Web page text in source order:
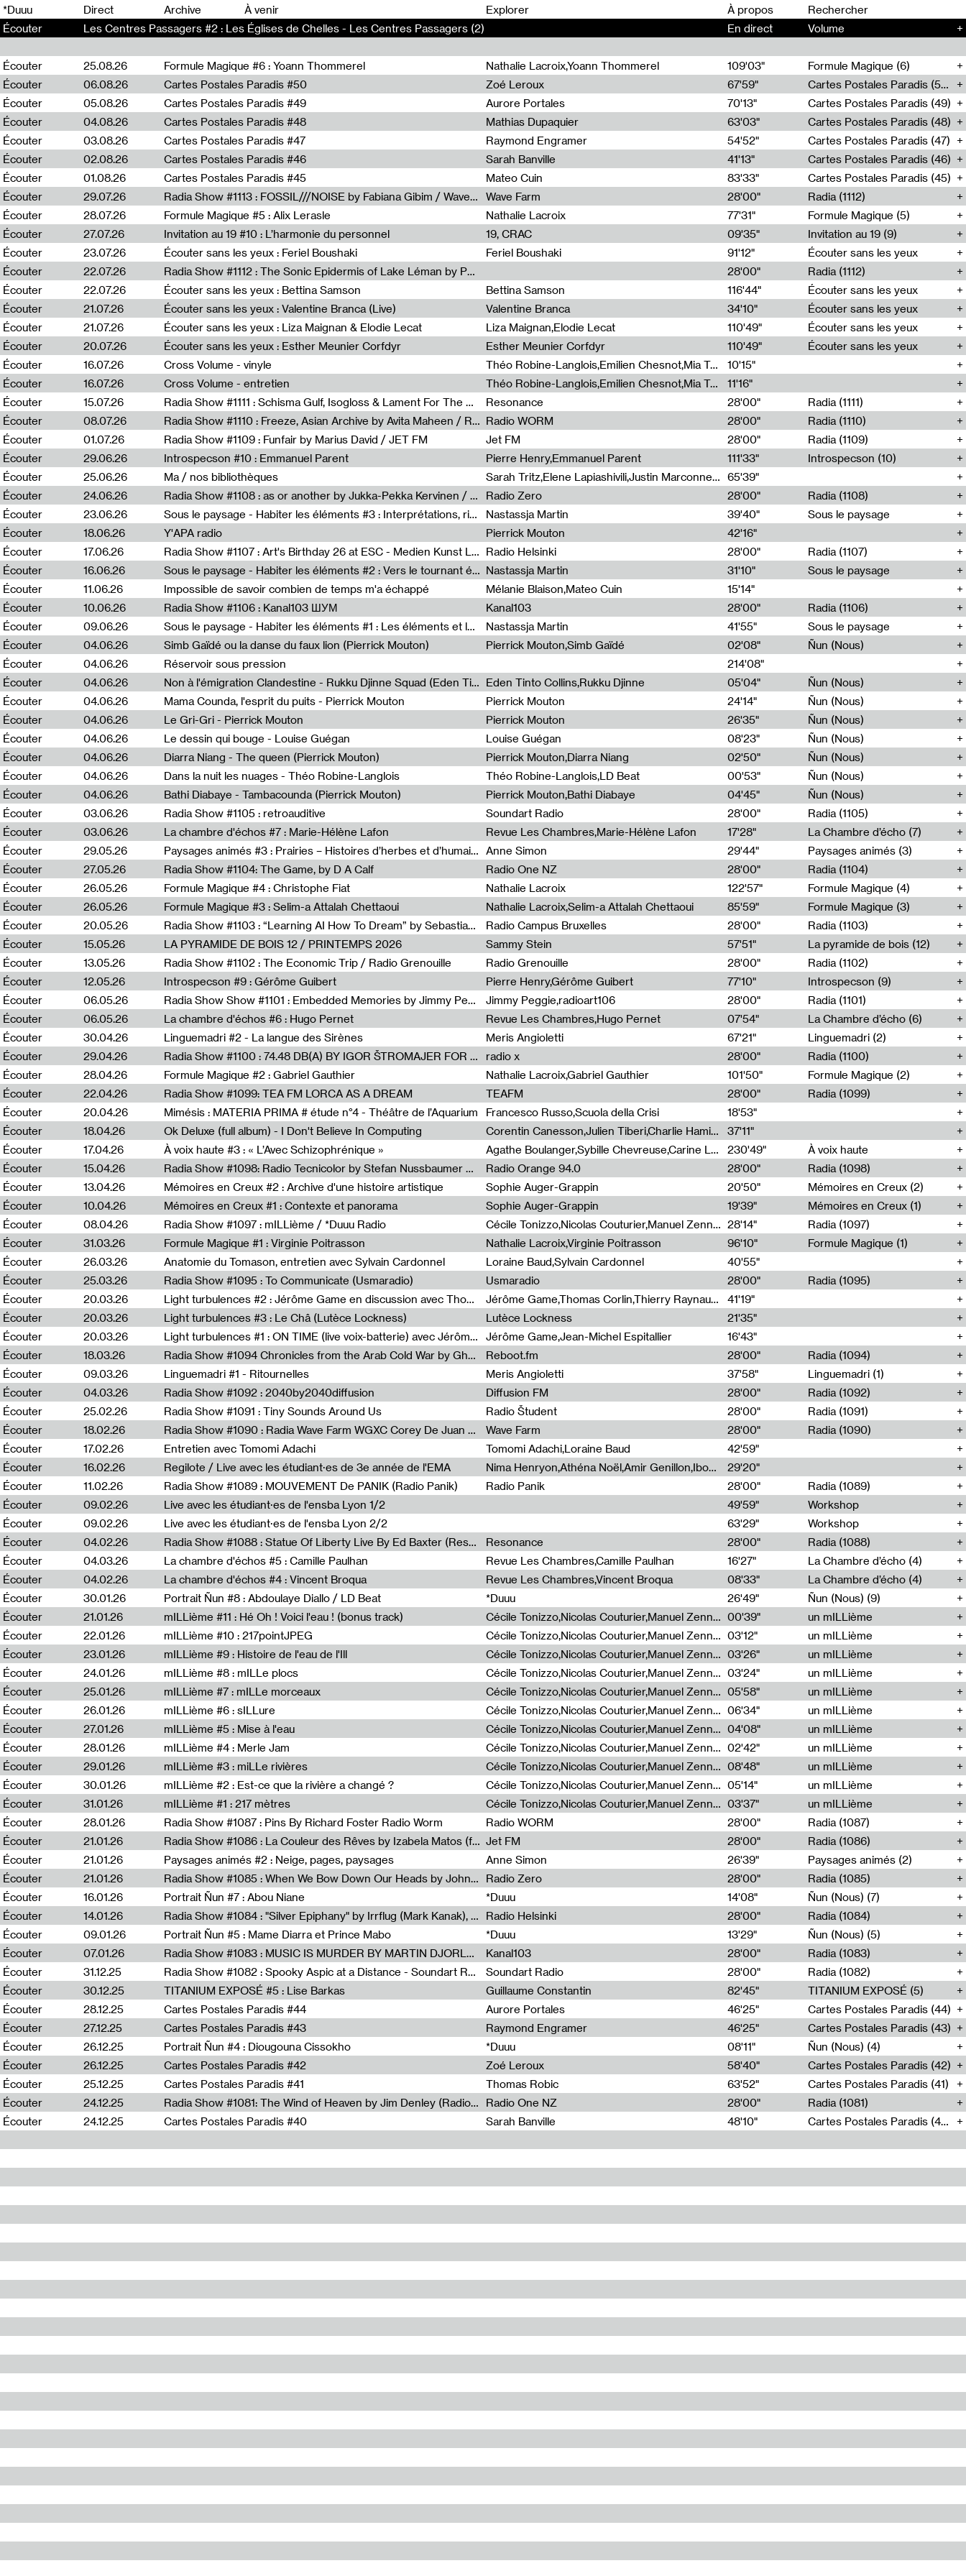
*Duuu Direct Archive À venir Explorer
À propos
Écouter
Les Centres Passagers #2 : Les Églises de Chelles - Les Centres Passagers (2) En direct Volume +
Écouter 25.08.26 Formule Magique #6 : Yoann Thommerel Nathalie Lacroix,Yoann Thommerel 109'03"
Formule Magique (6)
Écouter
06.08.26 Cartes Postales Paradis #50 Zoé Leroux 67'59"
Cartes Postales Paradis (50)
Écouter
05.08.26 Cartes Postales Paradis #49 Aurore Portales 70'13"
Cartes Postales Paradis (49)
Écouter
04.08.26 Cartes Postales Paradis #48 Mathias Dupaquier 63'03"
Cartes Postales Paradis (48)
Écouter
03.08.26 Cartes Postales Paradis #47 Raymond Engramer 54'52"
Cartes Postales Paradis (47)
Écouter
02.08.26 Cartes Postales Paradis #46 Sarah Banville 41'13"
Cartes Postales Paradis (46)
Écouter
01.08.26 Cartes Postales Paradis #45 Mateo Cuin 83'33"
Cartes Postales Paradis (45)
Écouter
29.07.26 Radia Show #1113 : FOSSIL///NOISE by Fabiana Gibim / Wave Farm Wave Farm 28'00"
Radia (1112)
Écouter
28.07.26 Formule Magique #5 : Alix Lerasle Nathalie Lacroix 77'31"
Formule Magique (5)
Écouter
27.07.26 Invitation au 19 #10 : L’harmonie du personnel 19, CRAC 09'35"
Invitation au 19 (9)
Écouter
23.07.26 Écouter sans les yeux : Feriel Boushaki Feriel Boushaki 91'12"
Écouter sans les yeux
Écouter
22.07.26 Radia Show #1112 : The Sonic Epidermis of Lake Léman by Paul Courlet / Guest Slot 28'00"
Radia (1112)
Écouter
22.07.26 Écouter sans les yeux : Bettina Samson Bettina Samson 116'44"
Écouter sans les yeux
Écouter
21.07.26 Écouter sans les yeux : Valentine Branca (Live) Valentine Branca 34'10"
Écouter sans les yeux
Écouter
21.07.26 Écouter sans les yeux : Liza Maignan & Elodie Lecat Liza Maignan,Elodie Lecat 110'49"
Écouter sans les yeux
Écouter
20.07.26 Écouter sans les yeux : Esther Meunier Corfdyr Esther Meunier Corfdyr 110'49"
Écouter sans les yeux
Écouter
16.07.26 Cross Volume - vinyle Théo Robine-Langlois,Emilien Chesnot,Mia Trabalon
10'15"
Écouter
16.07.26 Cross Volume - entretien Théo Robine-Langlois,Emilien Chesnot,Mia Trabalon
11'16"
Écouter
15.07.26 Radia Show #1111 : Schisma Gulf, Isogloss & Lament For The Old Clock By Harvey Young / Resonance Resonance 28'00"
Radia (1111)
Écouter
08.07.26 Radia Show #1110 : Freeze, Asian Archive by Avita Maheen / Radio Worm Radio WORM 28'00"
Radia (1110)
Écouter
01.07.26 Radia Show #1109 : Funfair by Marius David / JET FM Jet FM 28'00"
Radia (1109)
Écouter
29.06.26 Introspecson #10 : Emmanuel Parent Pierre Henry,Emmanuel Parent 111'33"
Introspecson (10)
Écouter
25.06.26 Ma / nos bibliothèques Sarah Tritz,Elene Lapiashivili,Justin Marconnet,Mateo Cuche,Esther Lechevalier,Suzie Lecroart,Romance Castelet
65'39"
Écouter
24.06.26 Radia Show #1108 : as or another by Jukka-Pekka Kervinen / Rádio Zero Radio Zero 28'00"
Radia (1108)
Écouter
23.06.26 Sous le paysage - Habiter les éléments #3 : Interprétations, rituels et symboliques des éléments Nastassja Martin 39'40"
Sous le paysage
Écouter
18.06.26 Y'APA radio Pierrick Mouton
42'16"
Écouter
17.06.26 Radia Show #1107 : Art's Birthday 26 at ESC - Medien Kunst Labor Radio Helsinki 28'00"
Radia (1107)
Écouter
16.06.26 Sous le paysage - Habiter les éléments #2 : Vers le tournant élémentaire Nastassja Martin 31'10"
Sous le paysage
Écouter
11.06.26 Impossible de savoir combien de temps m'a échappé Mélanie Blaison,Mateo Cuin
15'14"
Écouter
10.06.26 Radia Show #1106 : Kanal103 ШУМ Kanal103 28'00"
Radia (1106)
Écouter
09.06.26 Sous le paysage - Habiter les éléments #1 : Les éléments et les débordements du vivant Nastassja Martin 41'55"
Sous le paysage
Écouter
04.06.26 Simb Gaïdé ou la danse du faux lion (Pierrick Mouton) Pierrick Mouton,Simb Gaïdé 02'08"
Ñun (Nous)
Écouter
04.06.26 Réservoir sous pression
214'08"
Écouter
04.06.26 Non à l'émigration Clandestine - Rukku Djinne Squad (Eden Tinto Collins) Eden Tinto Collins,Rukku Djinne 05'04"
Ñun (Nous)
Écouter
04.06.26 Mama Counda, l'esprit du puits - Pierrick Mouton Pierrick Mouton 24'14"
Ñun (Nous)
Écouter
04.06.26 Le Gri-Gri - Pierrick Mouton Pierrick Mouton 26'35"
Ñun (Nous)
Écouter
04.06.26 Le dessin qui bouge - Louise Guégan Louise Guégan 08'23"
Ñun (Nous)
Écouter
04.06.26 Diarra Niang - The queen (Pierrick Mouton) Pierrick Mouton,Diarra Niang 02'50"
Ñun (Nous)
Écouter
04.06.26 Dans la nuit les nuages - Théo Robine-Langlois Théo Robine-Langlois,LD Beat 00'53"
Ñun (Nous)
Écouter
04.06.26 Bathi Diabaye - Tambacounda (Pierrick Mouton) Pierrick Mouton,Bathi Diabaye 04'45"
Ñun (Nous)
Écouter
03.06.26 Radia Show #1105 : retroauditive Soundart Radio 28'00"
Radia (1105)
Écouter
03.06.26 La chambre d'échos #7 : Marie-Hélène Lafon Revue Les Chambres,Marie-Hélène Lafon 17'28"
La Chambre d’écho (7)
Écouter
29.05.26 Paysages animés #3 : Prairies – Histoires d’herbes et d’humains Anne Simon 29'44"
Paysages animés (3)
Écouter
27.05.26 Radia Show #1104: The Game, by D A Calf Radio One NZ 28'00"
Radia (1104)
Écouter
26.05.26 Formule Magique #4 : Christophe Fiat Nathalie Lacroix 122'57"
Formule Magique (4)
Écouter
26.05.26 Formule Magique #3 : Selim-a Attalah Chettaoui Nathalie Lacroix,Selim-a Attalah Chettaoui 85'59"
Formule Magique (3)
Écouter
20.05.26 Radia Show #1103 : “Learning AI How To Dream” by Sebastian Dingens (Radio Campus Bruxelles) Radio Campus Bruxelles 28'00"
Radia (1103)
Écouter
15.05.26 LA PYRAMIDE DE BOIS 12 / PRINTEMPS 2026 Sammy Stein 57'51"
La pyramide de bois (12)
Écouter
13.05.26 Radia Show #1102 : The Economic Trip / Radio Grenouille Radio Grenouille 28'00"
Radia (1102)
Écouter
12.05.26 Introspecson #9 : Gérôme Guibert Pierre Henry,Gérôme Guibert 77'10"
Introspecson (9)
Écouter
06.05.26 Radia Show Show #1101 : Embedded Memories by Jimmy Peggie / radioart106 Jimmy Peggie,radioart106 28'00"
Radia (1101)
Écouter
06.05.26 La chambre d'échos #6 : Hugo Pernet Revue Les Chambres,Hugo Pernet 07'54"
La Chambre d’écho (6)
Écouter
30.04.26 Linguemadri #2 - La langue des Sirènes Meris Angioletti 67'21"
Linguemadri (2)
Écouter
29.04.26 Radia Show #1100 : 74.48 DB(A) BY IGOR ŠTROMAJER FOR RADIO X radio x 28'00"
Radia (1100)
Écouter
28.04.26 Formule Magique #2 : Gabriel Gauthier Nathalie Lacroix,Gabriel Gauthier 101'50"
Formule Magique (2)
Écouter
22.04.26 Radia Show #1099: TEA FM LORCA AS A DREAM TEAFM 28'00"
Radia (1099)
Écouter
20.04.26 Mimésis : MATERIA PRIMA # étude n°4 - Théâtre de l’Aquarium Francesco Russo,Scuola della Crisi
18'53"
Écouter
18.04.26 Ok Deluxe (full album) - I Don't Believe In Computing Corentin Canesson,Julien Tiberi,Charlie Hamish Jeffery
37'11"
Écouter
17.04.26 À voix haute #3 : « L’Avec Schizophrénique » Agathe Boulanger,Sybille Chevreuse,Carine Lendrin,Léna Monnier,Graziela Susin,Camille Zuber 230'49"
À voix haute
Écouter
15.04.26 Radia Show #1098: Radio Tecnicolor by Stefan Nussbaumer & Georg Zichy (Radio Orange 94.0) Radio Orange 94.0 28'00"
Radia (1098)
Écouter
13.04.26 Mémoires en Creux #2 : Archive d'une histoire artistique Sophie Auger-Grappin 20'50"
Mémoires en Creux (2)
Écouter
10.04.26 Mémoires en Creux #1 : Contexte et panorama Sophie Auger-Grappin 19'39"
Mémoires en Creux (1)
Écouter
08.04.26 Radia Show #1097 : mILLième / *Duuu Radio Cécile Tonizzo,Nicolas Couturier,Manuel Zenner,Aquila Lescene,Curtis Coco,Cyril Magnier 28'14"
Radia (1097)
Écouter
31.03.26 Formule Magique #1 : Virginie Poitrasson Nathalie Lacroix,Virginie Poitrasson 96'10"
Formule Magique (1)
Écouter
26.03.26 Anatomie du Tomason, entretien avec Sylvain Cardonnel Loraine Baud,Sylvain Cardonnel
40'55"
Écouter
25.03.26 Radia Show #1095 : To Communicate (Usmaradio) Usmaradio 28'00"
Radia (1095)
Écouter
20.03.26 Light turbulences #2 : Jérôme Game en discussion avec Thomas Corlin Jérôme Game,Thomas Corlin,Thierry Raynaud,Hubert Colas
41'19"
Écouter
20.03.26 Light turbulences #3 : Le Châ (Lutèce Lockness) Lutèce Lockness
21'35"
Écouter
20.03.26 Light turbulences #1 : ON TIME (live voix-batterie) avec Jérôme Game & Jean-Michel Espitallier Jérôme Game,Jean-Michel Espitallier
16'43"
Écouter
18.03.26 Radia Show #1094 Chronicles from the Arab Cold War by Ghazi Barakat Reboot.fm 28'00"
Radia (1094)
Écouter
09.03.26 Linguemadri #1 - Ritournelles Meris Angioletti 37'58"
Linguemadri (1)
Écouter
04.03.26 Radia Show #1092 : 2040by2040diffusion Diffusion FM 28'00"
Radia (1092)
Écouter
25.02.26 Radia Show #1091 : Tiny Sounds Around Us Radio Študent 28'00"
Radia (1091)
Écouter
18.02.26 Radia Show #1090 : Radia Wave Farm WGXC Corey De Juan Sherrard Jr Startalk Wave Farm 28'00"
Radia (1090)
Écouter
17.02.26 Entretien avec Tomomi Adachi Tomomi Adachi,Loraine Baud
42'59"
Écouter
16.02.26 Regilote / Live avec les étudiant·es de 3e année de l'EMA Nima Henryon,Athéna Noël,Amir Genillon,Ibourayane Ahmadi,Manelle Cherrih,Honorine Gibello,John Weeber,Manon Joseph
29'20"
Écouter
11.02.26 Radia Show #1089 : MOUVEMENT De PANIK (Radio Panik) Radio Panik 28'00"
Radia (1089)
Écouter
09.02.26 Live avec les étudiant·es de l'ensba Lyon 1/2 49'59"
Workshop
Écouter
09.02.26 Live avec les étudiant·es de l'ensba Lyon 2/2 63'29"
Workshop
Écouter
04.02.26 Radia Show #1088 : Statue Of Liberty Live By Ed Baxter (Resonance) Resonance 28'00"
Radia (1088)
Écouter
04.03.26 La chambre d'échos #5 : Camille Paulhan Revue Les Chambres,Camille Paulhan 16'27"
La Chambre d’écho (4)
Écouter
04.02.26 La chambre d'échos #4 : Vincent Broqua Revue Les Chambres,Vincent Broqua 08'33"
La Chambre d’écho (4)
Écouter
30.01.26 Portrait Ñun #8 : Abdoulaye Diallo / LD Beat *Duuu 26'49"
Ñun (Nous) (9)
Écouter
21.01.26 mILLième #11 : Hé Oh ! Voici l'eau ! (bonus track) Cécile Tonizzo,Nicolas Couturier,Manuel Zenner,Aquila Lescene,Curtis Coco,Cyril Magnier 00'39"
un mILLième
Écouter
22.01.26 mILLième #10 : 217pointJPEG Cécile Tonizzo,Nicolas Couturier,Manuel Zenner,Aquila Lescene,Curtis Coco,Cyril Magnier 03'12"
un mILLième
Écouter
23.01.26 mILLième #9 : Histoire de l'eau de l'Ill Cécile Tonizzo,Nicolas Couturier,Manuel Zenner,Aquila Lescene,Curtis Coco,Cyril Magnier 03'26"
un mILLième
Écouter
24.01.26 mILLième #8 : mILLe plocs Cécile Tonizzo,Nicolas Couturier,Manuel Zenner,Aquila Lescene,Curtis Coco,Cyril Magnier 03'24"
un mILLième
Écouter
25.01.26 mILLième #7 : mILLe morceaux Cécile Tonizzo,Nicolas Couturier,Manuel Zenner,Aquila Lescene,Curtis Coco,Cyril Magnier 05'58"
un mILLième
Écouter
26.01.26 mILLième #6 : sILLure Cécile Tonizzo,Nicolas Couturier,Manuel Zenner,Aquila Lescene,Curtis Coco,Cyril Magnier 06'34"
un mILLième
Écouter
27.01.26 mILLième #5 : Mise à l'eau Cécile Tonizzo,Nicolas Couturier,Manuel Zenner,Aquila Lescene,Curtis Coco,Cyril Magnier 04'08"
un mILLième
Écouter
28.01.26 mILLième #4 : Merle Jam Cécile Tonizzo,Nicolas Couturier,Manuel Zenner,Aquila Lescene,Curtis Coco,Cyril Magnier 02'42"
un mILLième
Écouter
29.01.26 mILLième #3 : miLLe rivières Cécile Tonizzo,Nicolas Couturier,Manuel Zenner,Aquila Lescene,Curtis Coco,Cyril Magnier 08'48"
un mILLième
Écouter
30.01.26 mILLième #2 : Est-ce que la rivière a changé ? Cécile Tonizzo,Nicolas Couturier,Manuel Zenner,Aquila Lescene,Curtis Coco,Cyril Magnier 05'14"
un mILLième
Écouter
31.01.26 mILLième #1 : 217 mètres Cécile Tonizzo,Nicolas Couturier,Manuel Zenner,Aquila Lescene,Curtis Coco,Cyril Magnier 03'37"
un mILLième
Écouter
28.01.26 Radia Show #1087 : Pins By Richard Foster Radio Worm Radio WORM 28'00"
Radia (1087)
Écouter
21.01.26 Radia Show #1086 : La Couleur des Rêves by Izabela Matos (for Jet FM) Jet FM 28'00"
Radia (1086)
Écouter
21.01.26 Paysages animés #2 : Neige, pages, paysages Anne Simon 26'39"
Paysages animés (2)
Écouter
21.01.26 Radia Show #1085 : When We Bow Down Our Heads by John Roach (Radia edit, Rádio Zero) Radio Zero 28'00"
Radia (1085)
Écouter
16.01.26 Portrait Ñun #7 : Abou Niane *Duuu 14'08"
Ñun (Nous) (7)
Écouter
14.01.26 Radia Show #1084 : "Silver Epiphany" by Irrflug (Mark Kanak), featuring Jarboe and Blixa Bargeld (for Radio Helsinki) Radio Helsinki 28'00"
Radia (1084)
Écouter
09.01.26 Portrait Ñun #5 : Mame Diarra et Prince Mabo *Duuu 13'29"
Ñun (Nous) (5)
Écouter
07.01.26 Radia Show #1083 : MUSIC IS MURDER BY MARTIN DJORLEV (KANAL103) Kanal103 28'00"
Radia (1083)
Écouter
31.12.25 Radia Show #1082 : Spooky Aspic at a Distance - Soundart Radio Soundart Radio 28'00"
Radia (1082)
Écouter
30.12.25 TITANIUM EXPOSÉ #5 : Lise Barkas Guillaume Constantin 82'45"
TITANIUM EXPOSÉ (5)
Écouter
28.12.25 Cartes Postales Paradis #44 Aurore Portales 46'25"
Cartes Postales Paradis (44)
Écouter
27.12.25 Cartes Postales Paradis #43 Raymond Engramer 46'25"
Cartes Postales Paradis (43)
Écouter
26.12.25 Portrait Ñun #4 : Diougouna Cissokho *Duuu 08'11"
Ñun (Nous) (4)
Écouter
26.12.25 Cartes Postales Paradis #42 Zoé Leroux 58'40"
Cartes Postales Paradis (42)
Écouter
25.12.25 Cartes Postales Paradis #41 Thomas Robic 63'52"
Cartes Postales Paradis (41)
Écouter
24.12.25 Radia Show #1081: The Wind of Heaven by Jim Denley (Radio One 91 FM) Radio One NZ 28'00"
Radia (1081)
Écouter
24.12.25 Cartes Postales Paradis #40 Sarah Banville 48'10" Cartes Postales Paradis (40)
00 00
00 00